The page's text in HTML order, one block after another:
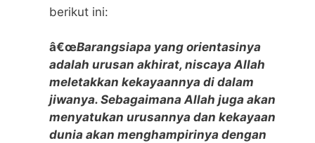
berikut ini:
â€œBarangsiapa yang orientasinya
adalah urusan akhirat, niscaya Allah
meletakkan kekayaannya di dalam
jiwanya. Sebagaimana Allah juga akan
menyatukan urusannya dan kekayaan
dunia akan menghampirinya dengan